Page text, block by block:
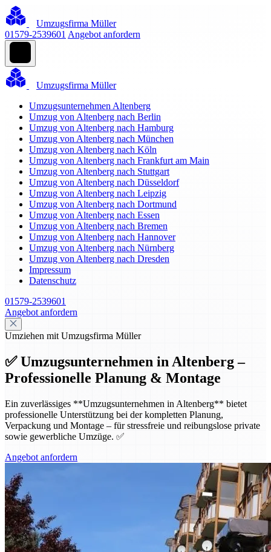
Umzugsfirma Müller
01579-2539601 Angebot anfordern
Umzugsfirma Müller
Umzugsunternehmen Altenberg
Umzug von Altenberg nach Berlin
Umzug von Altenberg nach Hamburg
Umzug von Altenberg nach München
Umzug von Altenberg nach Köln
Umzug von Altenberg nach Frankfurt am Main
Umzug von Altenberg nach Stuttgart
Umzug von Altenberg nach Düsseldorf
Umzug von Altenberg nach Leipzig
Umzug von Altenberg nach Dortmund
Umzug von Altenberg nach Essen
Umzug von Altenberg nach Bremen
Umzug von Altenberg nach Hannover
Umzug von Altenberg nach Nürnberg
Umzug von Altenberg nach Dresden
Impressum
Datenschutz
01579-2539601
Angebot anfordern
Umziehen mit Umzugsfirma Müller
✅ Umzugsunternehmen in Altenberg –
Professionelle Planung & Montage
Ein zuverlässiges **Umzugsunternehmen in Altenberg** bietet
professionelle Unterstützung bei der kompletten Planung,
Verpackung und Montage – für stressfreie und reibungslose private
sowie gewerbliche Umzüge. ✅
Angebot anfordern